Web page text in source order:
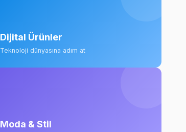
Dijital Ürünler
Teknoloji dünyasına adım at
Moda & Stil